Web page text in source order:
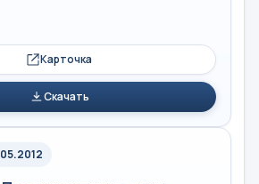
Карточка
Скачать